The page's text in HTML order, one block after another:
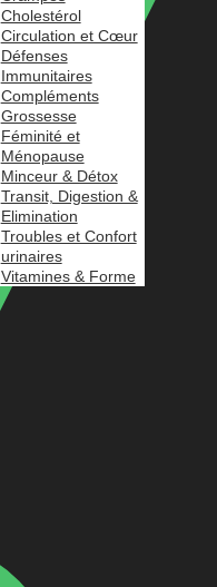
Cholestérol
Circulation et Cœur
Défenses
Immunitaires
Compléments
Grossesse
Féminité et
Ménopause
Minceur & Détox
Transit, Digestion &
Elimination
Troubles et Confort
urinaires
Vitamines & Forme